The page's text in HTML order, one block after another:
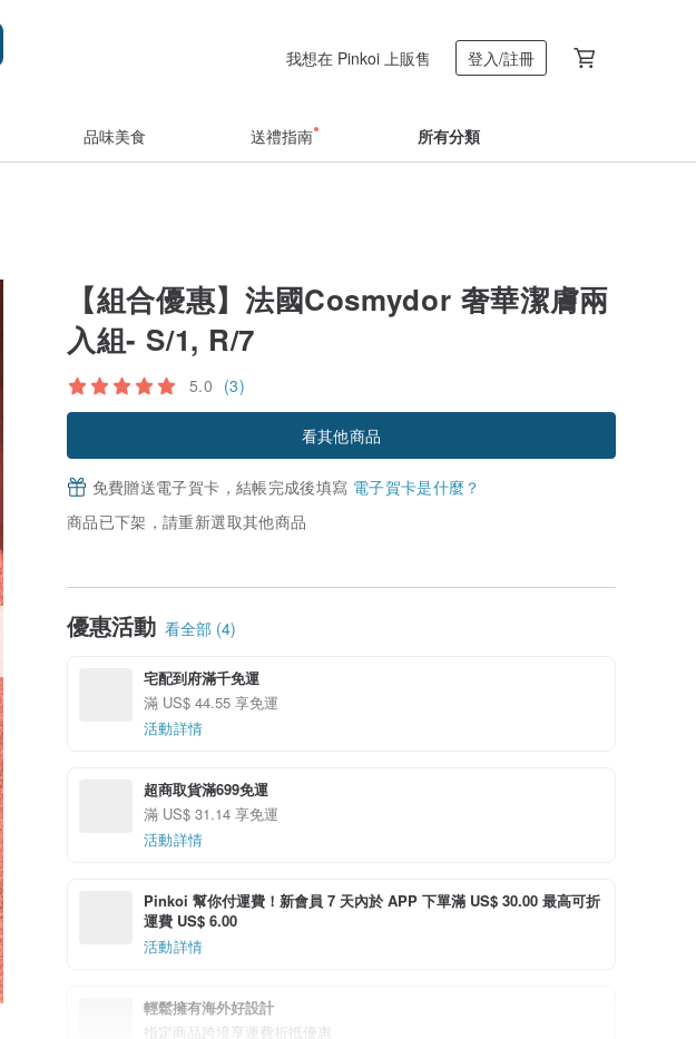
我想在 Pinkoi 上販售 登入/註冊
品味美食 送禮指南 所有分類
【組合優惠】法國Cosmydor 奢華潔膚兩
入組- S/1, R/7
5.0 (3)
看其他商品
免費贈送電子賀卡，結帳完成後填寫 電子賀卡是什麼？
商品已下架，請重新選取其他商品
優惠活動 看全部 (4)
宅配到府滿千免運
滿 US$ 44.55 享免運
活動詳情
超商取貨滿699免運
滿 US$ 31.14 享免運
活動詳情
Pinkoi 幫你付運費！新會員 7 天內於 APP 下單滿 US$ 30.00 最高可折
運費 US$ 6.00
活動詳情
輕鬆擁有海外好設計
指定商品跨境享運費折抵優惠